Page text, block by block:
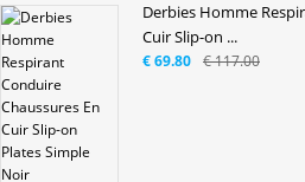
Derbies Homme
Cuir Slip-on ...
€ 117.00
€ 69.80